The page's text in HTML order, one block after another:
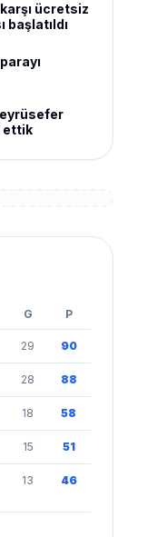
ücretsiz
ettik
G P
29 90
28 88
18 58
15 51
13 46